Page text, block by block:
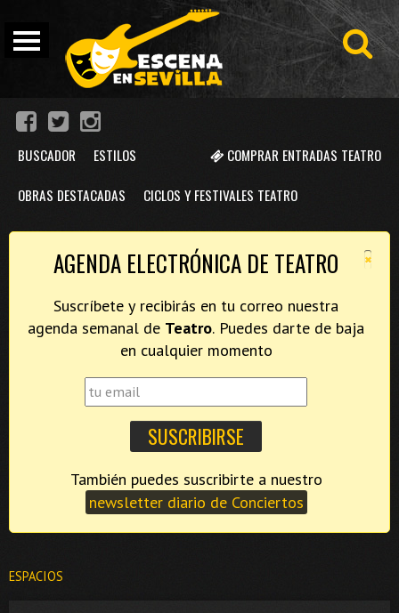
COMPRAR ENTRADAS TEATRO
BUSCADOR ESTILOS
OBRAS DESTACADAS CICLOS Y FESTIVALES TEATRO
×
AGENDA ELECTRÓNICA DE TEATRO
Suscríbete y recibirás en tu correo nuestra
agenda semanal de Teatro. Puedes darte de baja
en cualquier momento
newsletter diario de Conciertos
ESPACIOS